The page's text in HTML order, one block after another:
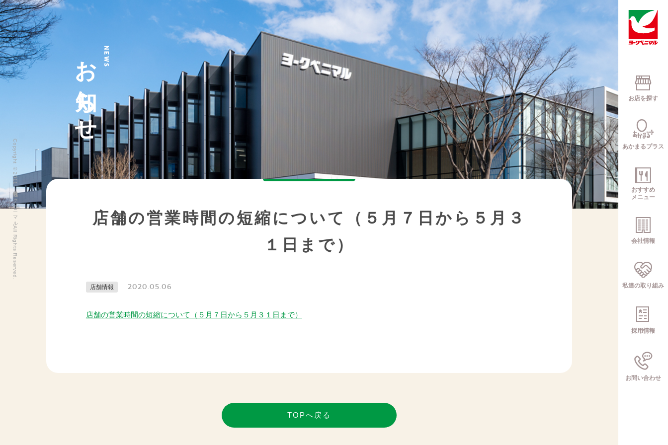
お店を探す
あかまるプラス
おすすめ
メニュー
会社情報
私達の取り組み
採用情報
お問い合わせ
NEWS
お知らせ
店舗の営業時間の短縮について（５月７日から５月３
１日まで）
店舗情報 2020.05.06
店舗の営業時間の短縮について（５月７日から５月３１日まで）
TOPへ戻る
Copyright ©2011 株式会社ヨークベニマル All Rights Reserved.